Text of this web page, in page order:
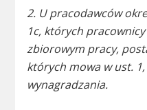
2. U pracodawców
1c, których
zbiorowym pracy,
których mowa w ust.
wynagradzania.